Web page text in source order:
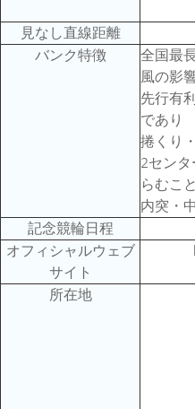
見なし直線距離
バンク特徴
全国最
風の影
先行有
であり
捲くり
2センタ
らむこ
内突・
記念競輪日程
オフィシャルウェブ
サイト
所在地